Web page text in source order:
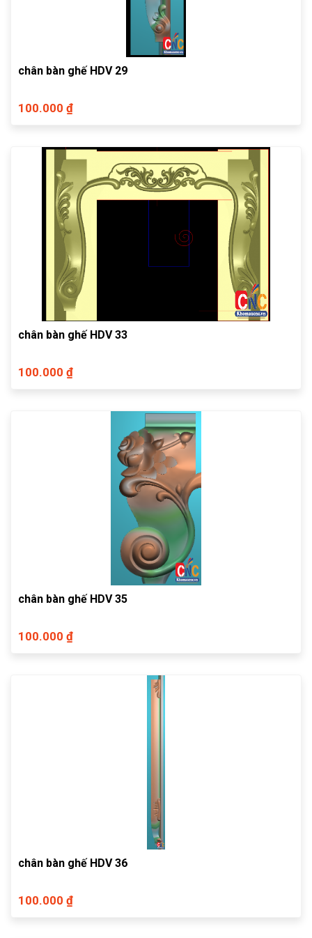
chân bàn ghế HDV 29
100.000 ₫
chân bàn ghế HDV 33
100.000 ₫
chân bàn ghế HDV 35
100.000 ₫
chân bàn ghế HDV 36
100.000 ₫